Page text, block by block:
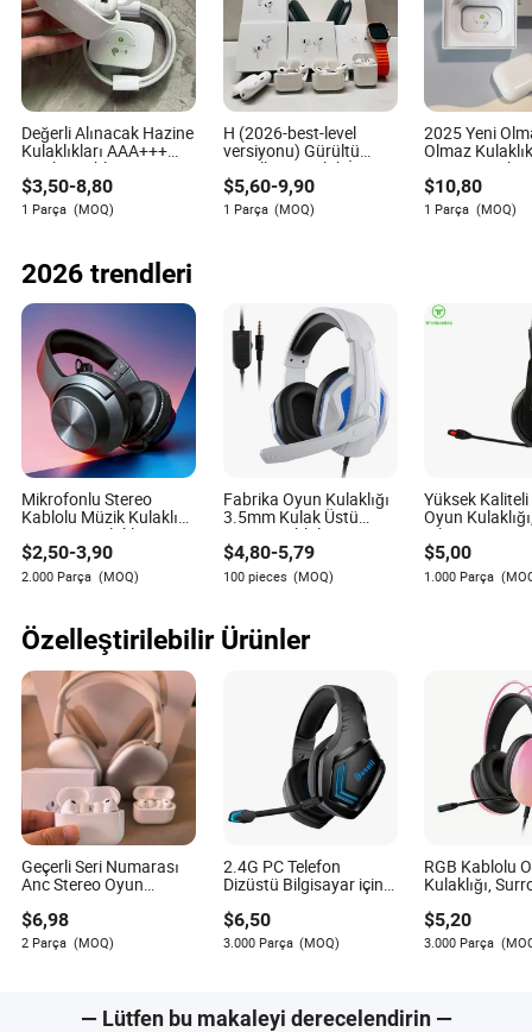
Değerli Alınacak Hazine
Kulaklıkları AAA+++
Harika Kablosuz
Bluetooth Kulaklıklar
Air PRO 2 Kulak İçi 1: 1
Konuşma Algılama
$3,50-8,80
1 Parça (MOQ)
H (2026-best-level
versiyonu) Gürültü
Engelleyici Kulak İçi
Kulaklık Air Max Buds
PRO 2 3 4 Stereo
Kulaklık Kablosuz
$5,60-9,90
1 Parça (MOQ)
2025 Yeni
Olmaz
AAA+++
Kablosuz
Kulaklıklar Air
Kulak İçi
$10,80
1 Parça (MOQ)
2026 trendleri
Mikrofonlu Stereo
Kablolu Müzik Kulaklığı
Disco DJ Kulaklığı Oyun
Kulaklığı
$2,50-3,90
2.000 Parça (MOQ)
Fabrika Oyun Kulaklığı
3.5mm Kulak Üstü
Stereo Kablolu Oyun
Kulaklıkları PS4/PS5
PC Telefon
$4,80-5,79
100 pieces (MOQ)
Yüksek Kaliteli
Oyun
Bilgisayar
Bilgisayar Cep
Telefonu/PS
İnce Switch ile
$5,00
1.000 Parça
Özelleştirilebilir Ürünler
Geçerli Seri Numarası
Anc Stereo Oyun
Kulaklık Gen2 Max
$6,98
2 Parça (MOQ)
2.4G PC Telefon
Dizüstü Bilgisayar için
Kulaklığı Konforlu
Uyum ISO CE RoHS
Orijinal Fabrika
$6,50
3.000 Parça (MOQ)
RGB Kablolu
Kulaklığı,
$5,20
3.000 Parça
— Lütfen bu makaleyi derecelendirin —